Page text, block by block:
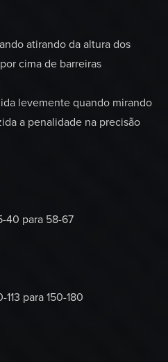
atirando da altura dos
cima de barreiras
levemente quando mirando
a penalidade na precisão
40 para 58-67
para 150-180